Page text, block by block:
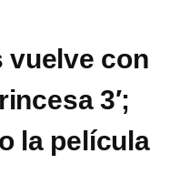
vuelve con
3′;
la película